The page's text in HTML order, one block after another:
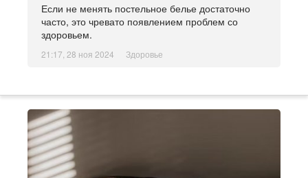
Если не менять постельное белье достаточно
часто, это чревато появлением проблем со
здоровьем.
21:17, 28 ноя 2024 Здоровье